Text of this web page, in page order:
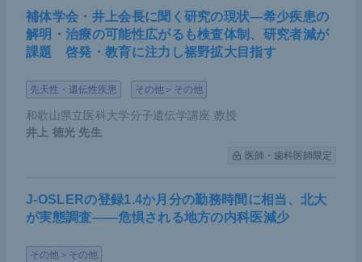
補体学会・井上会長に聞く研究の現状―希少疾患の
解明・治療の可能性広がるも検査体制、研究者減が
課題 啓発・教育に注力し裾野拡大目指す
先天性・遺伝性疾患 その他＞その他
和歌山県立医科大学分子遺伝学講座 教授
井上 徳光 先生
医師・歯科医師限定
J-OSLERの登録1.4か月分の勤務時間に相当、北大
が実態調査――危惧される地方の内科医減少
その他＞その他